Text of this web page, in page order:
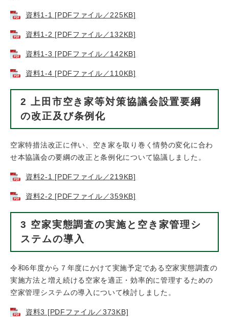
資料1-1 [PDFファイル／225KB]
資料1-2 [PDFファイル／132KB]
資料1-3 [PDFファイル／142KB]
資料1-4 [PDFファイル／110KB]
2 上田市空き家等対策協議会設置要綱
の改正及び条例化
空家特措法改正に伴い、空き家を取り巻く情勢の変化に合わ
せ本協議会の要綱の改正と条例化について協議しました。
資料2-1 [PDFファイル／219KB]
資料2-2 [PDFファイル／359KB]
3 空家実態調査の実施と空き家管理シ
ステムの導入
令和6年度から７年度にかけて実施予定である空家実態調査の
実施方法と増え続ける空家を適正・効率的に管理するための
空家管理システムの導入について検討しました。
資料3 [PDFファイル／373KB]